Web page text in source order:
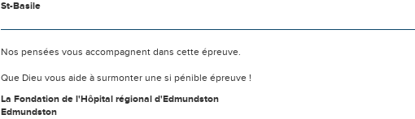
St-Basile
Nos pensées vous accompagnent dans cette épreuve.
Que Dieu vous aide à surmonter une si pénible épreuve !
La Fondation de l'Hôpital régional d'Edmundston
Edmundston